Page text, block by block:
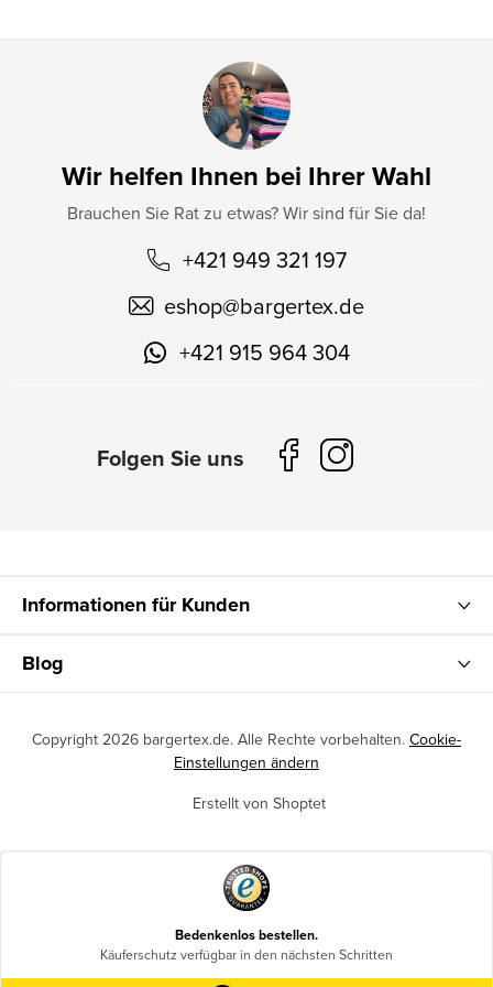
Wir helfen Ihnen bei Ihrer Wahl
Brauchen Sie Rat zu etwas? Wir sind für Sie da!
+421 949 321 197
eshop@bargertex.de
+421 915 964 304
Informationen für Kunden
Blog
Erstellt von Shoptet
Copyright 2026 bargertex.de. Alle Rechte vorbehalten. Cookie-
Einstellungen ändern